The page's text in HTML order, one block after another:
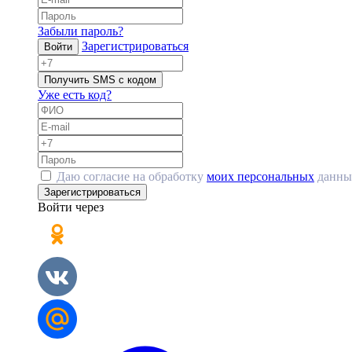
Забыли пароль?
Войти Зарегистрироваться
Получить SMS с кодом
Уже есть код?
Даю согласие на обработку моих персональных
Зарегистрироваться
Войти через